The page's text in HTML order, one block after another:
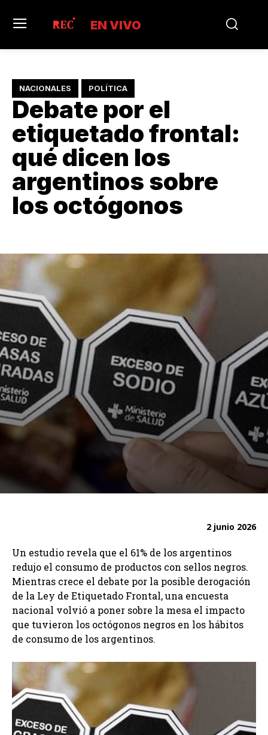
EN VIVO
NACIONALES POLÍTICA
Debate por el
etiquetado frontal:
qué dicen los
argentinos sobre
los octógonos
2 junio 2026
Un estudio revela que el 61% de los argentinos
redujo el consumo de productos con sellos negros.
Mientras crece el debate por la posible derogación
de la Ley de Etiquetado Frontal, una encuesta
nacional volvió a poner sobre la mesa el impacto
que tuvieron los octógonos negros en los hábitos
de consumo de los argentinos.